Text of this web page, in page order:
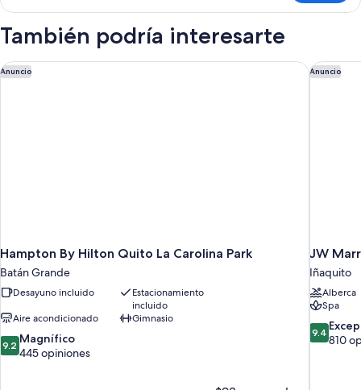
vista
a
ciudad
de
servicio
de
También podría interesarte
Anuncio
Hampton By Hilton Quito La Carolina Park
Batán Grande
Desayuno incluido
Estacionamiento
incluido
Aire acondicionado
Gimnasio
9.2
de
9.2 Magnífico
445 opiniones
Hampton By Hilton Quito La Carolina Park Anuncio
JW
Iñaquito
Alberca
Spa
9.4
de
9.4
810
JW